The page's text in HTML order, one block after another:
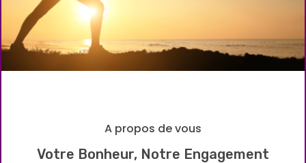
A propos de vous
Votre Bonheur, Notre Engagement